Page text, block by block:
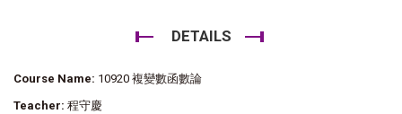
DETAILS
Course Name: 10920 複變數函數論
Teacher: 程守慶